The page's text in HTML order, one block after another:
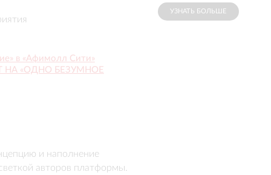
в «Афимолл Сити»
НА «ОДНО БЕЗУМНОЕ
и наполнение
авторов платформы.
УЗНАТЬ БОЛЬШЕ